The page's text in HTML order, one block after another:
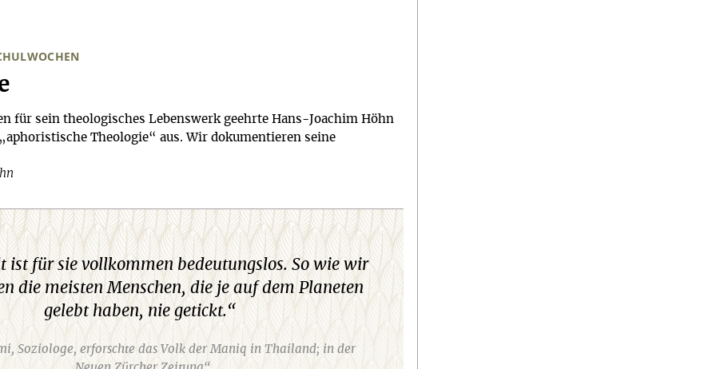
für sein theologisches Lebenswerk geehrte Hans-Joachim Höhn
Theologie“ aus. Wir dokumentieren seine
ist für sie vollkommen bedeutungslos. So wie wir
die meisten Menschen, die je auf dem Planeten
gelebt haben, nie getickt.“
Soziologe, erforschte das Volk der Maniq in Thailand; in der